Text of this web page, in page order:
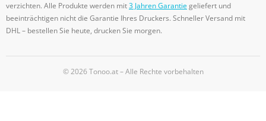
verzichten. Alle Produkte werden mit3 Jahren Garantiegeliefert und
beeinträchtigen nicht die Garantie Ihres Druckers. Schneller Versand mit
DHL – bestellen Sie heute, drucken Sie morgen.
© 2026 Tonoo.at – Alle Rechte vorbehalten